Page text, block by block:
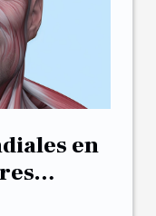
en